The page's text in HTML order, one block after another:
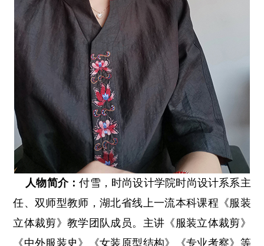
人物简介：付雪，时尚设计学院时尚设计系系主
任、双师型教师，湖北省线上一流本科课程《服装
立体裁剪》教学团队成员。主讲《服装立体裁剪》
《中外服装史》《女装原型结构》《专业考察》等